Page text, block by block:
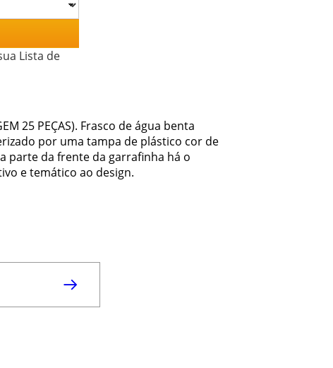
Lista de
25 PEÇAS). Frasco de água benta
por uma tampa de plástico cor de
parte da frente da garrafinha há o
e temático ao design.